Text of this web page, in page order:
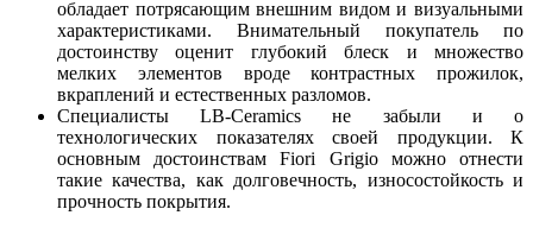
обладает потрясающим внешним видом и визуальными
характеристиками. Внимательный покупатель по
достоинству оценит глубокий блеск и множество
мелких элементов вроде контрастных прожилок,
вкраплений и естественных разломов.
Специалисты LB-Ceramics не забыли и о
технологических показателях своей продукции. К
основным достоинствам Fiori Grigio можно отнести
такие качества, как долговечность, износостойкость и
прочность покрытия.